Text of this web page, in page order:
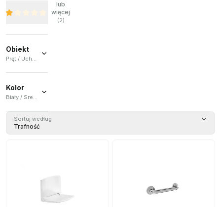
lub
więcej
(2)
Obiekt
Pręt / Uchwyt
Uchwyt
( 2 )
Kolor
Biały / Srebro / Chrom
Srebro
(5)
Sortuj według
Trafność